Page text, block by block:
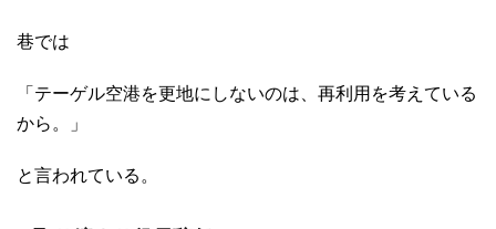
巷では
「テーゲル空港を更地にしないのは、再利用を考えている
から。」
と言われている。